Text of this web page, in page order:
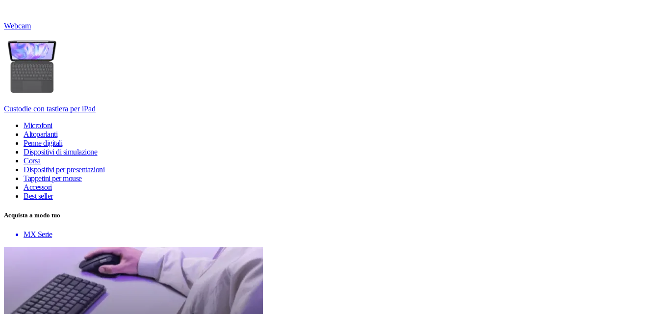
Webcam
Custodie con tastiera per iPad
Microfoni
Altoparlanti
Penne digitali
Dispositivi di simulazione
Corsa
Dispositivi per presentazioni
Tappetini per mouse
Accessori
Best seller
Acquista a modo tuo
MX Serie